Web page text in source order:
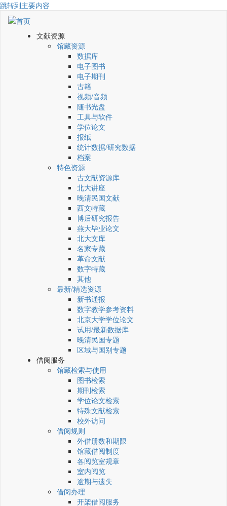
跳转到主要内容
文献资源
馆藏资源
数据库
电子图书
电子期刊
古籍
视频/音频
随书光盘
工具与软件
学位论文
报纸
统计数据/研究数据
档案
特色资源
古文献资源库
北大讲座
晚清民国文献
西文特藏
博后研究报告
燕大毕业论文
北大文库
名家专藏
革命文献
数字特藏
其他
最新/精选资源
新书通报
数字教学参考资料
北京大学学位论文
试用/最新数据库
晚清民国专题
区域与国别专题
借阅服务
馆藏检索与使用
图书检索
期刊检索
学位论文检索
特殊文献检索
校外访问
借阅规则
外借册数和期限
馆藏借阅制度
各阅览室规章
室内阅览
逾期与遗失
借阅办理
开架借阅服务